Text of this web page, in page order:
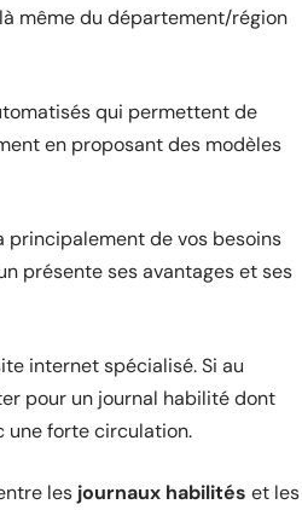
même du département/région
qui permettent de
en proposant des modèles
principalement de vos besoins
présente ses avantages et ses
internet spécialisé. Si au
pour un journal habilité dont
une forte circulation.
les journaux habilités et les